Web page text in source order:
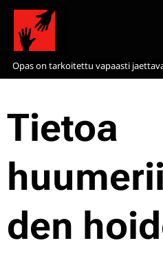
Opas on tarkoitettu vapaasti
Tietoa
den